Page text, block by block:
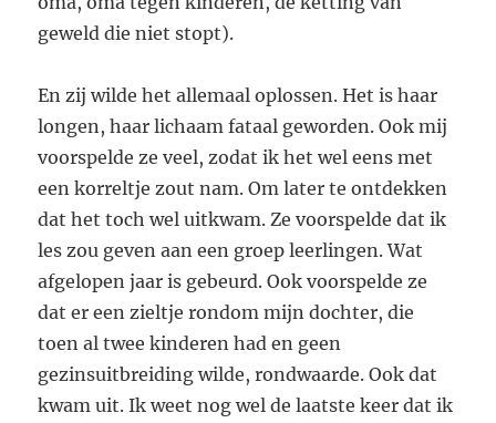
geweld die niet stopt).
En zij wilde het allemaal oplossen. Het is haar
longen, haar lichaam fataal geworden. Ook mij
voorspelde ze veel, zodat ik het wel eens met
een korreltje zout nam. Om later te ontdekken
dat het toch wel uitkwam. Ze voorspelde dat ik
les zou geven aan een groep leerlingen. Wat
afgelopen jaar is gebeurd. Ook voorspelde ze
dat er een zieltje rondom mijn dochter, die
toen al twee kinderen had en geen
gezinsuitbreiding wilde, rondwaarde. Ook dat
kwam uit. Ik weet nog wel de laatste keer dat ik